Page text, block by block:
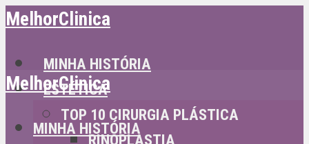
MelhorClinica
MINHA HISTÓRIA
ESTÉTICA
TOP 10 CIRURGIA PLÁSTICA
RINOPLASTIA
MelhorClinica
MINHA HISTÓRIA